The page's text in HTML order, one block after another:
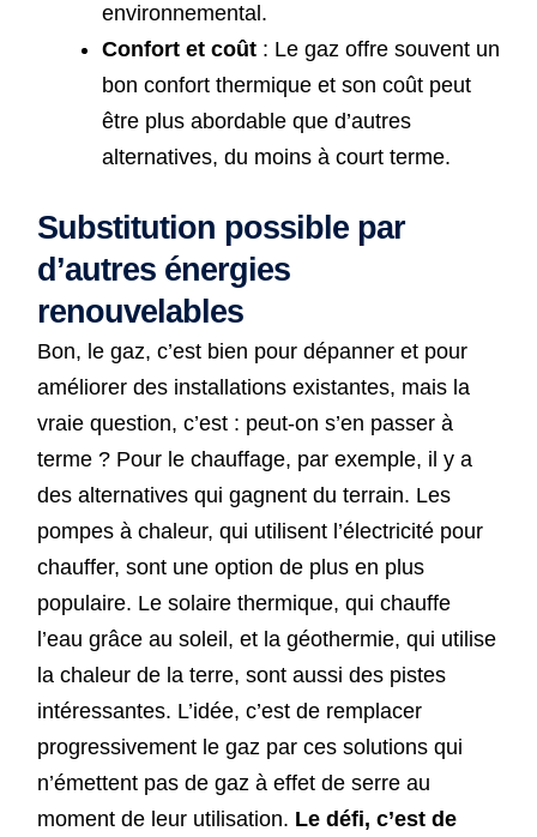
environnemental.
Confort et coût: Le gaz offre souvent un
bon confort thermique et son coût peut
être plus abordable que d’autres
alternatives, du moins à court terme.
Substitution possible par
d’autres énergies
renouvelables
Bon, le gaz, c’est bien pour dépanner et pour
améliorer des installations existantes, mais la
vraie question, c’est : peut-on s’en passer à
terme ? Pour le chauffage, par exemple, il y a
des alternatives qui gagnent du terrain. Les
pompes à chaleur, qui utilisent l’électricité pour
chauffer, sont une option de plus en plus
populaire. Le solaire thermique, qui chauffe
l’eau grâce au soleil, et la géothermie, qui utilise
la chaleur de la terre, sont aussi des pistes
intéressantes. L’idée, c’est de remplacer
progressivement le gaz par ces solutions qui
n’émettent pas de gaz à effet de serre au
moment de leur utilisation. Le défi, c’est de